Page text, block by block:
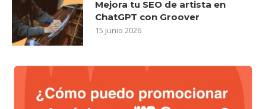
Mejora tu SEO de artista en
ChatGPT con Groover
15 junio 2026